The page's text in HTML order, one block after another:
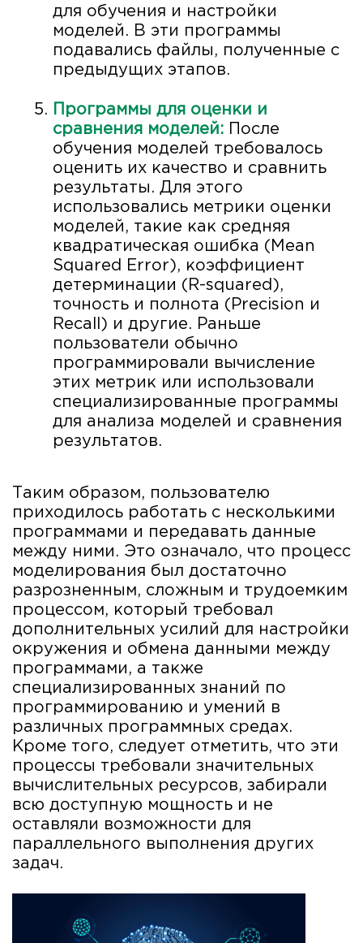
для обучения и настройки
моделей. В эти программы
подавались файлы, полученные с
предыдущих этапов.
Программы для оценки и
сравнения моделей: После
обучения моделей требовалось
оценить их качество и сравнить
результаты. Для этого
использовались метрики оценки
моделей, такие как средняя
квадратическая ошибка (Mean
Squared Error), коэффициент
детерминации (R-squared),
точность и полнота (Precision и
Recall) и другие. Раньше
пользователи обычно
программировали вычисление
этих метрик или использовали
специализированные программы
для анализа моделей и сравнения
результатов.
Таким образом, пользователю
приходилось работать с несколькими
программами и передавать данные
между ними. Это означало, что процесс
моделирования был достаточно
разрозненным, сложным и трудоемким
процессом, который требовал
дополнительных усилий для настройки
окружения и обмена данными между
программами, а также
специализированных знаний по
программированию и умений в
различных программных средах.
Кроме того, следует отметить, что эти
процессы требовали значительных
вычислительных ресурсов, забирали
всю доступную мощность и не
оставляли возможности для
параллельного выполнения других
задач.